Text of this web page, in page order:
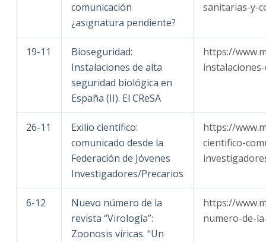
comunicación
¿asignatura pendiente?
sanitarias-y-
19-11
Bioseguridad:
Instalaciones de alta
seguridad biológica en
España (II). El CReSA
https://
26-11
Exilio científico:
comunicado desde la
Federación de Jóvenes
Investigadores/Precarios
https://
cientifico-
6-12
Nuevo número de la
revista “Virología”:
Zoonosis víricas. “Un
https://
numero-de-